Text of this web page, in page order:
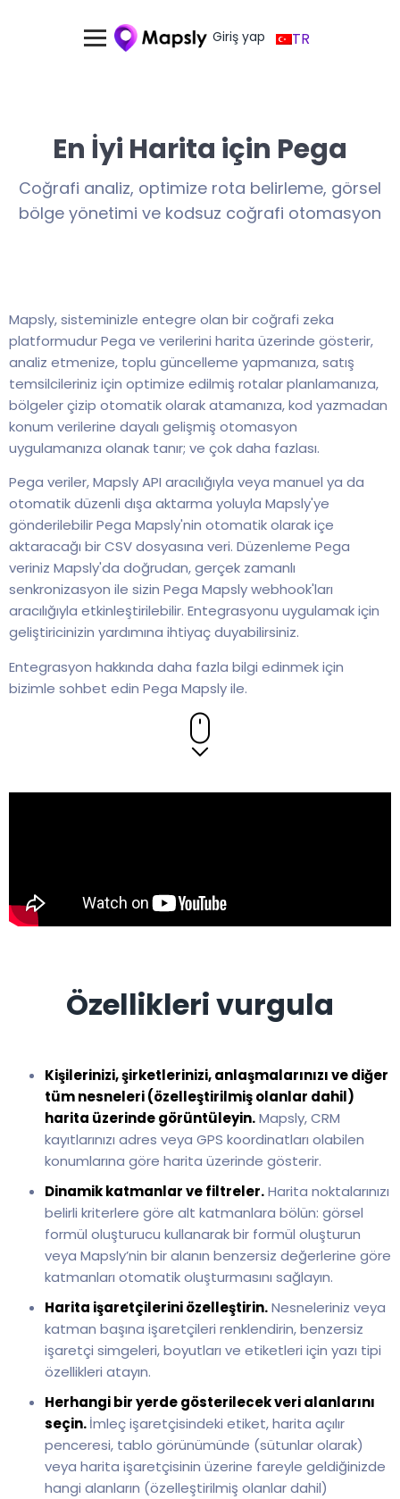
Giriş yap TR
En İyi Harita için Pega
Coğrafi analiz, optimize rota belirleme, görsel
bölge yönetimi ve kodsuz coğrafi otomasyon
Mapsly, sisteminizle entegre olan bir coğrafi zeka
platformudur Pega ve verilerini harita üzerinde gösterir,
analiz etmenize, toplu güncelleme yapmanıza, satış
temsilcileriniz için optimize edilmiş rotalar planlamanıza,
bölgeler çizip otomatik olarak atamanıza, kod yazmadan
konum verilerine dayalı gelişmiş otomasyon
uygulamanıza olanak tanır; ve çok daha fazlası.
Pega veriler, Mapsly API aracılığıyla veya manuel ya da
otomatik düzenli dışa aktarma yoluyla Mapsly'ye
gönderilebilir Pega Mapsly'nin otomatik olarak içe
aktaracağı bir CSV dosyasına veri. Düzenleme Pega
veriniz Mapsly'da doğrudan, gerçek zamanlı
senkronizasyon ile sizin Pega Mapsly webhook'ları
aracılığıyla etkinleştirilebilir. Entegrasyonu uygulamak için
geliştiricinizin yardımına ihtiyaç duyabilirsiniz.
Entegrasyon hakkında daha fazla bilgi edinmek için
bizimle sohbet edin Pega Mapsly ile.
Özellikleri vurgula
Kişilerinizi, şirketlerinizi, anlaşmalarınızı ve diğer
tüm nesneleri (özelleştirilmiş olanlar dahil)
harita üzerinde görüntüleyin.Mapsly, CRM
kayıtlarınızı adres veya GPS koordinatları olabilen
konumlarına göre harita üzerinde gösterir.
Dinamik katmanlar ve filtreler.Harita noktalarınızı
belirli kriterlere göre alt katmanlara bölün: görsel
formül oluşturucu kullanarak bir formül oluşturun
veya Mapsly’nin bir alanın benzersiz değerlerine göre
katmanları otomatik oluşturmasını sağlayın.
Harita işaretçilerini özelleştirin.Nesneleriniz veya
katman başına işaretçileri renklendirin, benzersiz
işaretçi simgeleri, boyutları ve etiketleri için yazı tipi
özellikleri atayın.
Herhangi bir yerde gösterilecek veri alanlarını
seçin.İmleç işaretçisindeki etiket, harita açılır
penceresi, tablo görünümünde (sütunlar olarak)
veya harita işaretçisinin üzerine fareyle geldiğinizde
hangi alanların (özelleştirilmiş olanlar dahil)